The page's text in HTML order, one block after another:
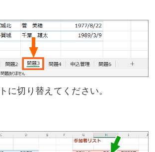
に切り替えてください。